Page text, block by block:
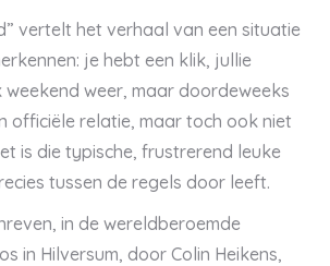
vertelt het verhaal van een situatie
je hebt een klik, jullie
weer, maar doordeweeks
officiële relatie, maar toch ook niet
is die typische, frustrerend leuke
tussen de regels door leeft.
in de wereldberoemde
in Hilversum, door Colin Heikens,